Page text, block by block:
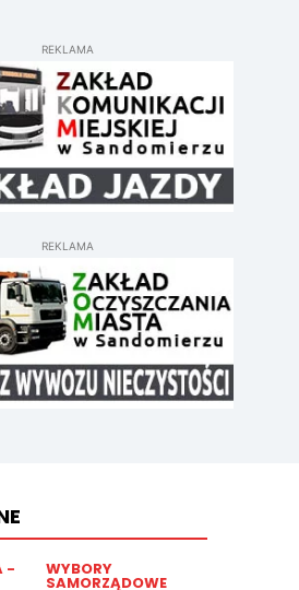
REKLAMA
REKLAMA
- WYBORY
SAMORZĄDOWE